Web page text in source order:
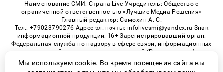
Наименование СМИ: Страна Live Учредитель: Общество с
ограниченной ответственностью «Лучшие Медиа Решения»
Главный редактор: Самохин А. С.
Тел.: +79023790276 Адрес эл. почты: infolivesmi@yandex.ru Знак
информационной продукции: 16+ Зарегистрировавший орган:
Федеральная служба по надзору в сфере связи, информационных
технологий и массовых коммуникаций (Роскомнадзор)
Регистрационный номер СМИ ЭЛ № ФС 77 - 82538 от 21.01.2022
Мы используем cookie. Во время посещения сайта вы